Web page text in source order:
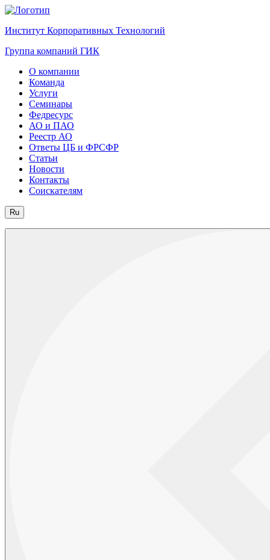
Институт Корпоративных Технологий
Группа компаний ГИК
О компании
Команда
Услуги
Семинары
Федресурс
АО и ПАО
Реестр АО
Ответы ЦБ и ФРСФР
Статьи
Новости
Контакты
Соискателям
Ru